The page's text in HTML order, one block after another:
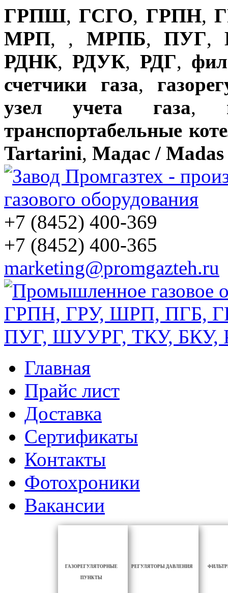
ГРПШ,ГСГО, ГРПН,
МРП, , МРПБ, ПУГ,
РДНК, РДУК, РДГ,
счетчики газа,
узел учета газа,
транспортабельные
Tartarini, Мадас / Madas
+7 (8452) 400-369
+7 (8452) 400-365
marketing@promgazteh.ru
Главная
Прайс лист
Доставка
Сертификаты
Контакты
Фотохроники
Вакансии
РЕГУЛЯТОРЫ ДАВЛЕНИЯ
ГАЗОРЕГУЛЯТОРНЫЕ
ПУНКТЫ